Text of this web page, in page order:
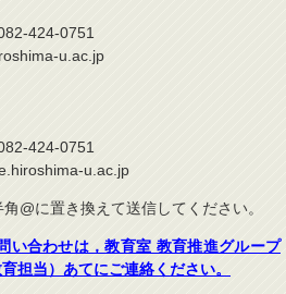
424-0751
u.ac.jp
424-0751
u.ac.jp
@に置き換えて送信してください。
い合わせは，教育室 教育推進グループ
担当）あてにご連絡ください。